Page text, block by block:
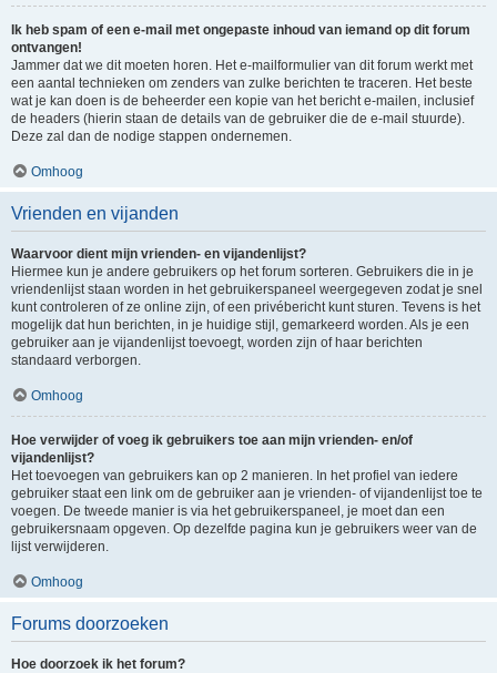
Ik heb spam of een e-mail met ongepaste inhoud van iemand op dit forum
ontvangen!
Jammer dat we dit moeten horen. Het e-mailformulier van dit forum werkt met
een aantal technieken om zenders van zulke berichten te traceren. Het beste
wat je kan doen is de beheerder een kopie van het bericht e-mailen, inclusief
de headers (hierin staan de details van de gebruiker die de e-mail stuurde).
Deze zal dan de nodige stappen ondernemen.
Omhoog
Vrienden en vijanden
Waarvoor dient mijn vrienden- en vijandenlijst?
Hiermee kun je andere gebruikers op het forum sorteren. Gebruikers die in je
vriendenlijst staan worden in het gebruikerspaneel weergegeven zodat je snel
kunt controleren of ze online zijn, of een privébericht kunt sturen. Tevens is het
mogelijk dat hun berichten, in je huidige stijl, gemarkeerd worden. Als je een
gebruiker aan je vijandenlijst toevoegt, worden zijn of haar berichten
standaard verborgen.
Omhoog
Hoe verwijder of voeg ik gebruikers toe aan mijn vrienden- en/of
vijandenlijst?
Het toevoegen van gebruikers kan op 2 manieren. In het profiel van iedere
gebruiker staat een link om de gebruiker aan je vrienden- of vijandenlijst toe te
voegen. De tweede manier is via het gebruikerspaneel, je moet dan een
gebruikersnaam opgeven. Op dezelfde pagina kun je gebruikers weer van de
lijst verwijderen.
Omhoog
Forums doorzoeken
Hoe doorzoek ik het forum?